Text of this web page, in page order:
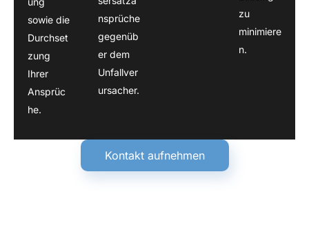
sowie die
Durchset
zung
Ihrer
Ansprüc
he.
nsprüche
gegenüb
er dem
Unfallver
ursacher.
zu
minimiere
n.
Kontakt aufnehmen